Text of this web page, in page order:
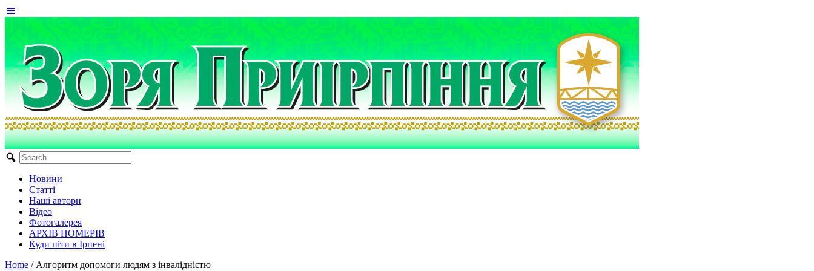
Новини
Статті
Наші автори
Відео
Фотогалерея
АРХІВ НОМЕРІВ
Куди піти в Ірпені
Home / Алгоритм допомоги людям з інвалідністю